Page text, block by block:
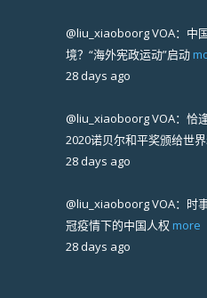
@liu_xiaoboorgVOA：中
境？“海外宪政运动”启动
28 days ago
@liu_xiaoboorgVOA：恰
2020诺贝尔和平奖颁给世
28 days ago
@liu_xiaoboorgVOA：时
冠疫情下的中国人权 more
28 days ago